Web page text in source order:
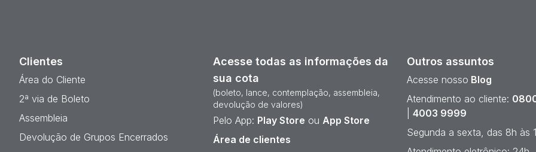
Clientes
Área do Cliente
2ª via de Boleto
Assembleia
Devolução de Grupos Encerrados
Acesse todas as informações da
sua cota
(boleto, lance, contemplação, assembleia,
devolução de valores)
Pelo App: Play Store ou App Store
Área de clientes
Outros assuntos
Acesse nosso Blog
Atendimento ao cliente:
4003 9999
Segunda a sexta, das 8h às